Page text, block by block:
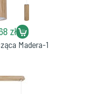
zł
Madera-1